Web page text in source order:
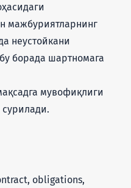
obligations,
мажбуриятларнинг
неустойкани
борада шартномага
мувофиқлиги